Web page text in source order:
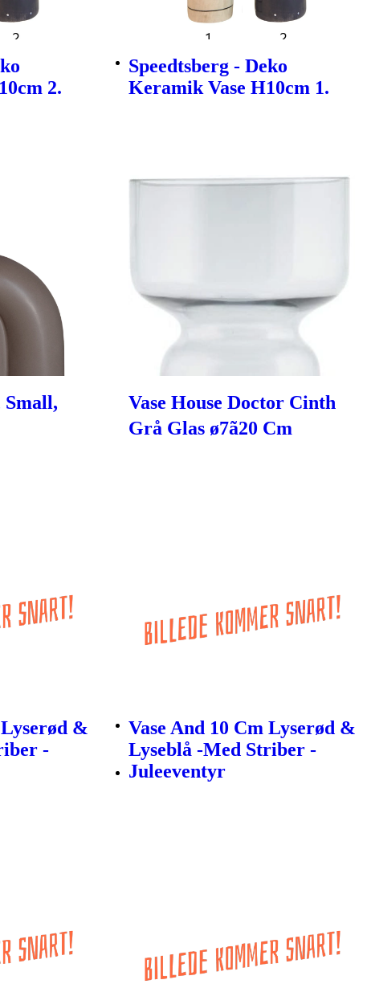
2.
Speedtsberg - Deko
Keramik Vase H10cm 1.
Small,
Vase House Doctor Cinth
Grå Glas ø7ã20 Cm
&
-
Vase And 10 Cm Lyserød &
Lyseblå -Med Striber -
Juleeventyr